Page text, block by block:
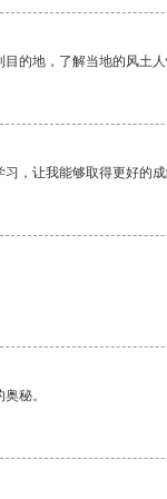
的地，了解当地的风土人
，让我能够取得更好的成
秘。